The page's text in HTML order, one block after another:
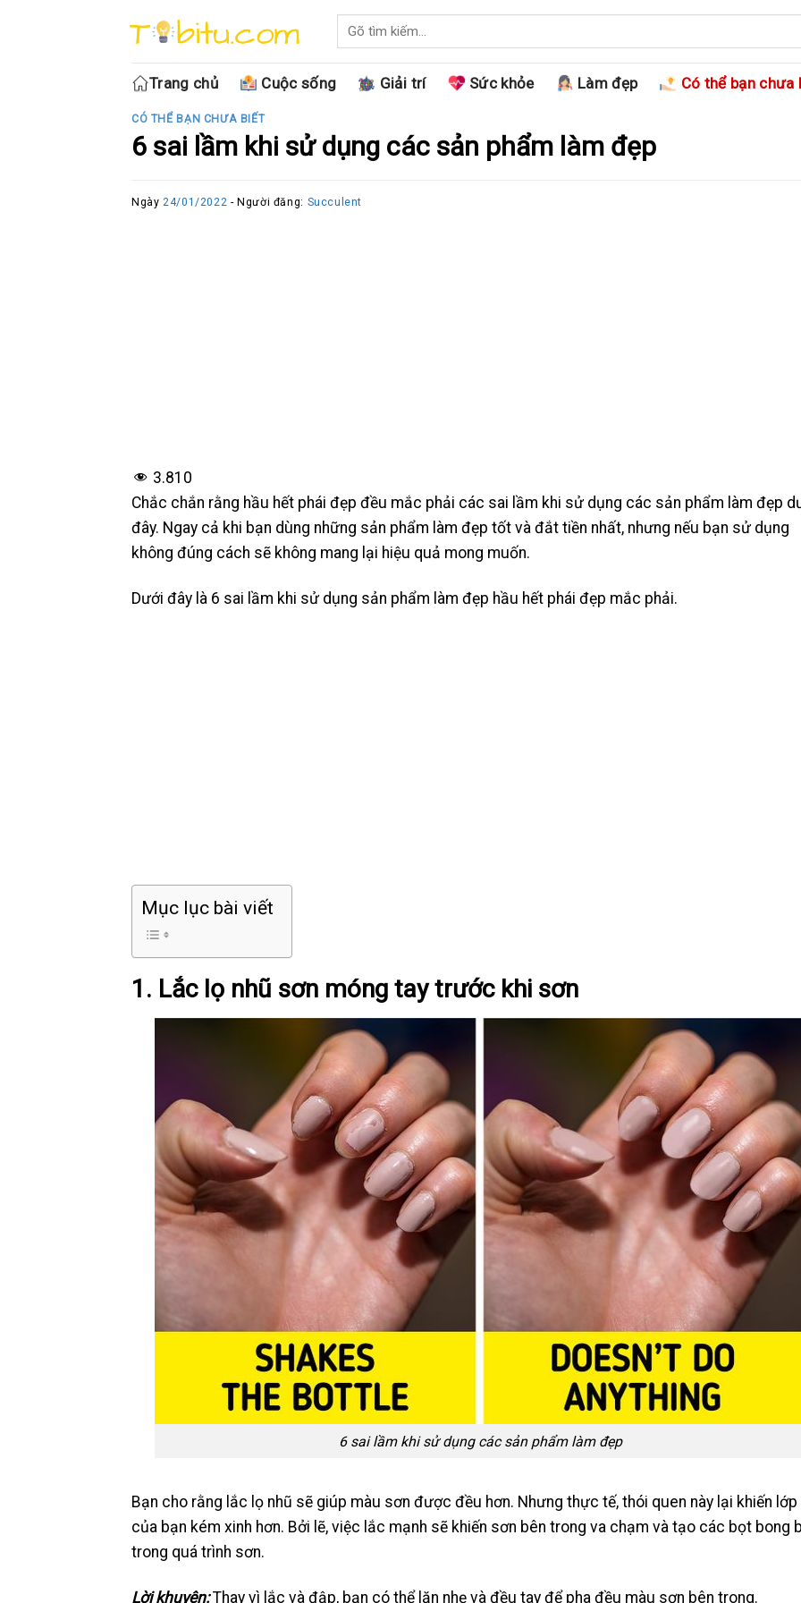
Trang chủ
Cuộc sống Giải trí Sức khỏe Làm đẹp Có thể bạn chưa
CÓ THỂ BẠN CHƯA BIẾT
6 sai lầm khi sử dụng các sản phẩm làm đẹp
Ngày24/01/2022 - Người đăng: Succulent
3.810
Chắc chắn rằng hầu hết phái đẹp đều mắc phải các sai lầm khi sử dụng các sản phẩm làm đẹp
đây. Ngay cả khi bạn dùng những sản phẩm làm đẹp tốt và đắt tiền nhất, nhưng nếu bạn sử dụng
không đúng cách sẽ không mang lại hiệu quả mong muốn.
Dưới đây là 6 sai lầm khi sử dụng sản phẩm làm đẹp hầu hết phái đẹp mắc phải.
Mục lục bài viết
1. Lắc lọ nhũ sơn móng tay trước khi sơn
6 sai lầm khi sử dụng các sản phẩm làm đẹp
Bạn cho rằng lắc lọ nhũ sẽ giúp màu sơn được đều hơn. Nhưng thực tế, thói quen này lại khiến
của bạn kém xinh hơn. Bởi lẽ, việc lắc mạnh sẽ khiến sơn bên trong va chạm và tạo các bọt bong
trong quá trình sơn.
Lời khuyên:Thay vì lắc và đập, bạn có thể lăn nhẹ và đều tay để pha đều màu sơn bên trong.